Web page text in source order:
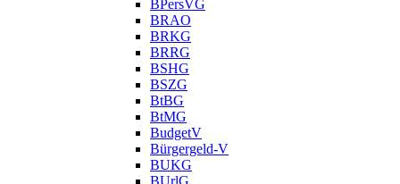
BPersVG
BRAO
BRKG
BRRG
BSHG
BSZG
BtBG
BtMG
BudgetV
Bürgergeld-V
BUKG
BUrlG